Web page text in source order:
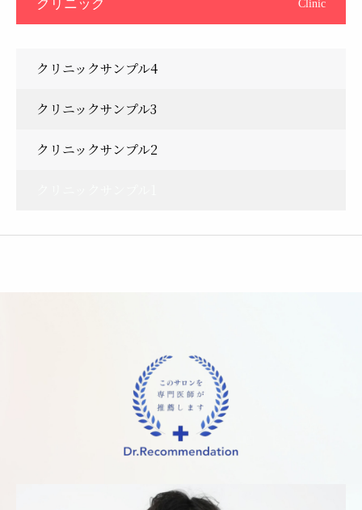
クリニック Clinic
クリニックサンプル4
クリニックサンプル3
クリニックサンプル2